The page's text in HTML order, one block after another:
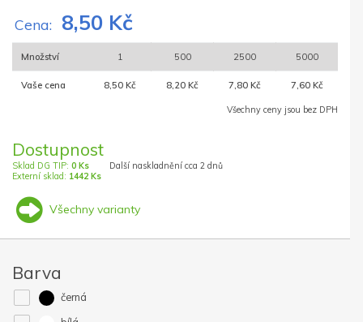
Cena: 8,50 Kč
Množství 1 500 2500 5000
Vaše cena 8,50 Kč 8,20 Kč 7,80 Kč 7,60 Kč
Všechny ceny jsou bez DPH
Dostupnost
Sklad DG TIP: 0 Ks
Externí sklad: 1442 Ks
Další naskladnění cca 2 dnů
Všechny varianty
Barva
černá